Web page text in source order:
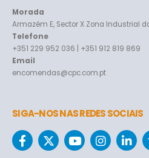
Morada
Armazém E, Sector X Zona Industrial
Telefone
+351 229 952 036 | +351 912 819 869
Email
encomendas@cpc.com.pt
SIGA-NOS NAS REDES SOCIAIS